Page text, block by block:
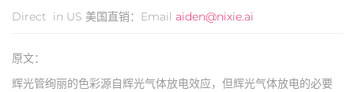
Direct in US 美国直销：Email aiden@nixie.ai
原文：
辉光管绚丽的色彩源自辉光气体放电效应，但辉光气体放电的必要